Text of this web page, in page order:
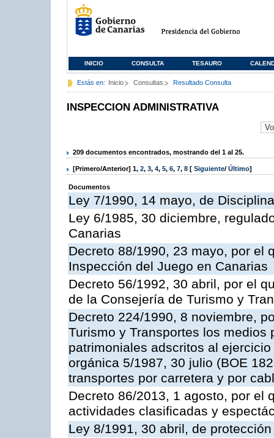
INICIO CONSULTA TESAURO
Estás en: Inicio Consultas Resultado Consulta
INSPECCION ADMINISTRATIVA
209 documentos encontrados, mostrando del 1 al 25.
[Primero/Anterior] 1, 2, 3, 4, 5, 6, 7, 8 [ Siguiente/ Último]
Documentos
Ley 7/1990, 14 mayo, de
Ley 6/1985, 30 diciembre,
Canarias
Decreto 88/1990, 23 mayo, por el
Inspección del Juego en Canarias
Decreto 56/1992, 30 abril, por el
de la Consejería de Turismo y
Decreto 224/1990, 8 noviembre,
Turismo y Transportes los
patrimoniales adscritos al
orgánica 5/1987, 30 julio (BOE
transportes por carretera y por
Decreto 86/2013, 1 agosto, por el
actividades clasificadas y
Ley 8/1991, 30 abril, de